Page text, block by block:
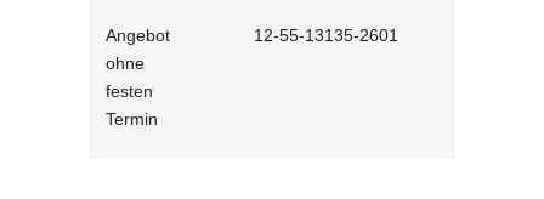
Angebot
ohne
festen
Termin
12-55-13135-2601